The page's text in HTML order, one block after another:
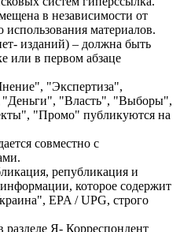
в независимости от
использования материалов.
изданий) – должна быть
или в первом абзаце
"Экспертиза",
"Деньги", "Власть", "Выборы",
"Промо" публикуются на
совместно с
републикация и
которое содержит
EPA / UPG, строго
разделе Я- Корреспондент